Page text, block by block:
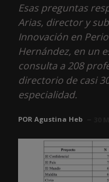
Esas preguntas
Arias, director y
Innovación en
Hernández, en un
consulta a 208
directorio de casi
especialidad.
POR Agustina Heb